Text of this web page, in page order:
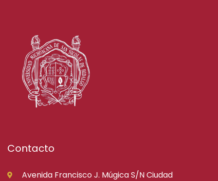
Contacto
Avenida Francisco J. Múgica S/N Ciudad